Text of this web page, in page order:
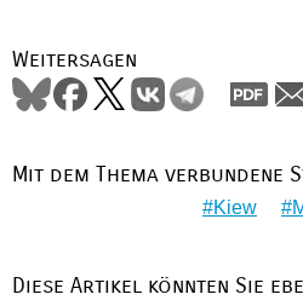
Weitersagen
Mit dem Thema verbundene
Kiew
Diese Artikel könnten Sie